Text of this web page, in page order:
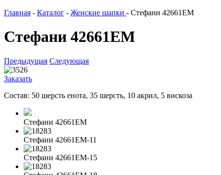
Главная - Каталог - Женские шапки - Стефани 42661EM
Стефани 42661EM
Предыдущая Следующая
Заказать
Состав: 50 шерсть енота, 35 шерсть, 10 акрил, 5 вискоза
Стефани 42661EM
Стефани 42661EM-11
Стефани 42661EM-15